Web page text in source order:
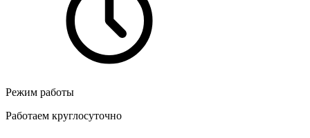
Режим работы
Работаем круглосуточно